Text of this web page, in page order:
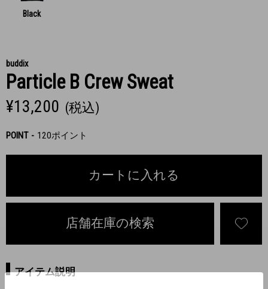
Black
buddix
Particle B Crew Sweat
¥13,200 (税込)
POINT 120ポイント
カートに入れる
店舗在庫の検索
アイテム説明